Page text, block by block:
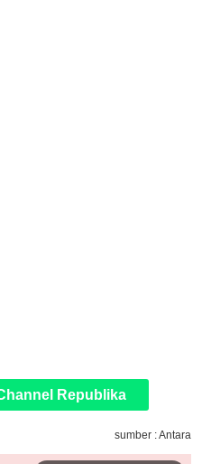
Republika
sumber : Antara